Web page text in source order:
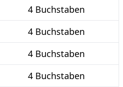
4 Buchstaben
4 Buchstaben
4 Buchstaben
4 Buchstaben